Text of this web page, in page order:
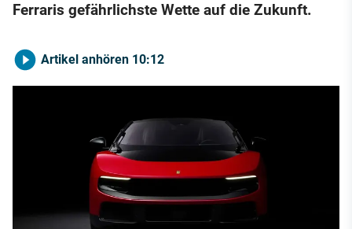
Ferraris gefährlichste Wette auf die Zukunft.
Artikel anhören 10:12